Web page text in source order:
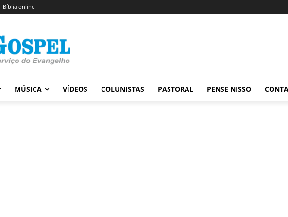
Bíblia online
MÚSICA VÍDEOS COLUNISTAS PASTORAL PENSE NISSO